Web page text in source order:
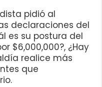
pidió al
declaraciones del
es su postura del
$6,000,000?, ¿Hay
realice más
que